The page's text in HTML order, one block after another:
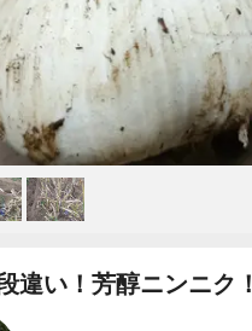
違い！芳醇ニンニク！